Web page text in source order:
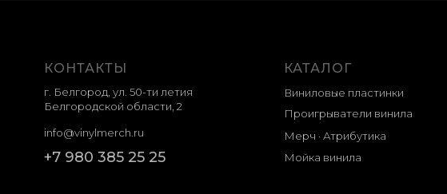
КОНТАКТЫ
г. Белгород, ул. 50-ти летия
Белгородской области, 2
КАТАЛОГ
Виниловые пластинки
+7 980 385 25 25
Проигрыватели винила
Мерч · Атрибутика
Мойка винила
info@vinylmerch.ru